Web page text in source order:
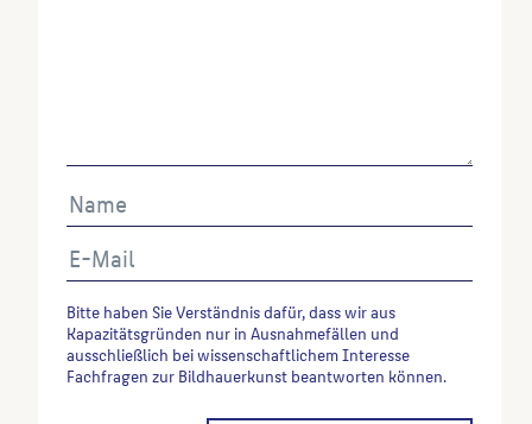
Wenn Sie einzelne Inhalte von dieser Website
verwenden möchten, zitieren Sie bitte wie folgt:
Autor*in des Beitrages, Werktitel, URL, Datum des
Abrufes.
Bitte haben Sie Verständnis dafür, dass wir aus
Kapazitätsgründen nur in Ausnahmefällen und
ausschließlich bei wissenschaftlichem Interesse
Fachfragen zur Bildhauerkunst beantworten können.